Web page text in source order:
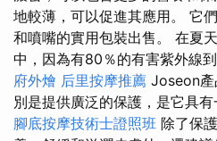
地較薄，可以促進其應用。 它
和噴嘴的實用包裝出售。 在夏
中，因為有80％的有害紫外線
府外燴 后里按摩推薦 Joseon產
別是提供廣泛的保護，是它具有
腳底按摩技術士證照班 除了保